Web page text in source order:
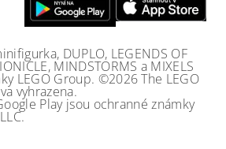
DUPLO, LEGENDS OF
MINDSTORMS a MIXELS
LEGO Group. ©2026 The LEGO
vyhrazena.
Play jsou ochranné známky